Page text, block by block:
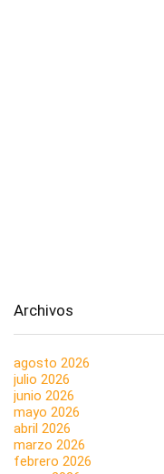
Archivos
agosto 2026
julio 2026
junio 2026
mayo 2026
abril 2026
marzo 2026
febrero 2026